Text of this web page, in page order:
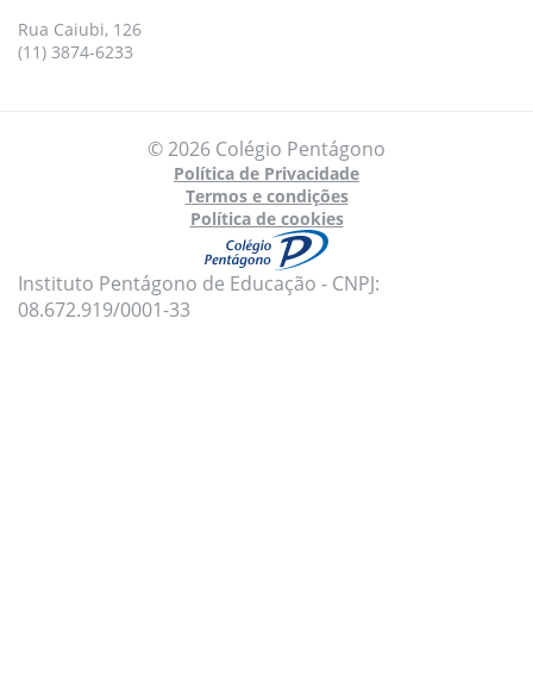
Rua Caiubi, 126
(11) 3874-6233
© 2026 Colégio Pentágono
Política de Privacidade
Termos e condições
Política de cookies
Instituto Pentágono de Educação - CNPJ:
08.672.919/0001-33